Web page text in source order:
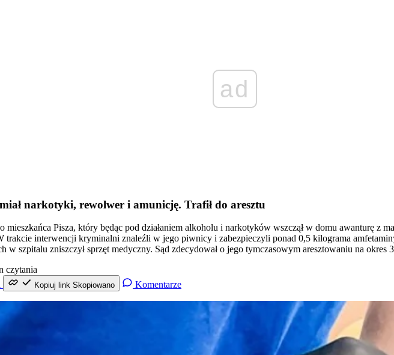
ad
narkotyki, rewolwer i amunicję. Trafił do aresztu
Pisza, który będąc pod działaniem alkoholu i narkotyków wszczął w domu awanturę z
interwencji kryminalni znaleźli w jego piwnicy i zabezpieczyli ponad 0,5 kilograma
w szpitalu zniszczył sprzęt medyczny. Sąd zdecydował o jego tymczasowym aresztowaniu na okres
czytania
Kopiuj link Skopiowano Komentarze